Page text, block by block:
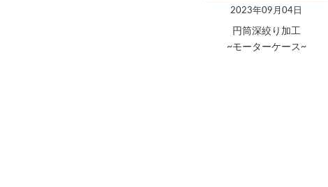
2023年09月04日
円筒深絞り加工
~モーターケース~